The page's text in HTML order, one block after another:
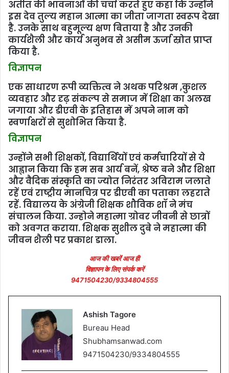
इस देव तुल्य महान आत्मा का जीता जागता स्वरूप देखा
है. उनके साथ बहुमूल्य क्षण बिताया है और उनकी
कार्यशैली और कार्य अनुभव से असीम ऊर्जा स्रोत प्राप्त
किया है.
विज्ञापन
एक साधारण रूपी व्यक्तित्व ने अथक परिश्रम ,कुशल
व्यवहार और दृढ़ संकल्प से समाज में शिक्षा का अलख
जगाया और डीएवी के इतिहास में अपने नाम को
स्वर्णाक्षरों से सुशोभित किया है.
विज्ञापन
उन्होंने सभी शिक्षकों, विद्यार्थियों एवं कर्मचारियों से ये
आह्वान किया कि हम सब आर्य बनें, श्रेष्ठ बने और शिक्षा
और वैदिक संस्कृति का ज्योत निरंतर अविराम जलाते
रहें एवं राष्ट्रीय मानचित्र पर डीएवी का पताका लहराते
रहें. विद्यालय के अंग्रेजी शिक्षक शौविक शॉ ने मंच
संचालन किया. उन्‍होने महात्मा ग्रोवर जीवनी से छात्रों
को अवगत कराया. शिक्षक सुशील दुबे ने महात्मा की
जीवन शैली पर प्रकाश डाला.
विज्ञापन के लिए संपर्क करें
9471504230/9334804555
Bureau Head
Shubhamsanwad.com
9471504230/9334804555